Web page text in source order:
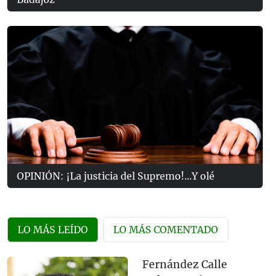
OPINIÓN: ¡La justicia del Supremo!...Y olé
LO MÁS LEÍDO LO MÁS COMENTADO
Fernández Calle